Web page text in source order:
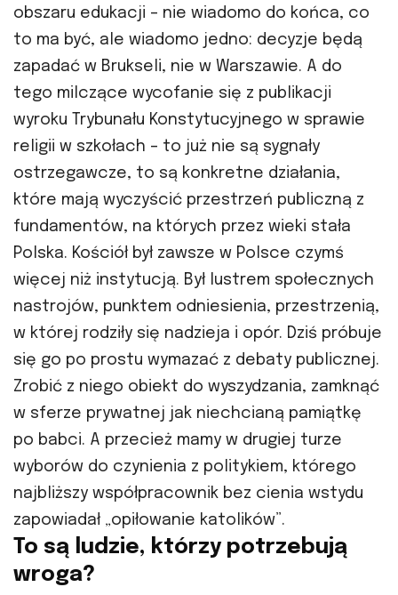
obszaru edukacji – nie wiadomo do końca, co
to ma być, ale wiadomo jedno: decyzje będą
zapadać w Brukseli, nie w Warszawie. A do
tego milczące wycofanie się z publikacji
wyroku Trybunału Konstytucyjnego w sprawie
religii w szkołach – to już nie są sygnały
ostrzegawcze, to są konkretne działania,
które mają wyczyścić przestrzeń publiczną z
fundamentów, na których przez wieki stała
Polska. Kościół był zawsze w Polsce czymś
więcej niż instytucją. Był lustrem społecznych
nastrojów, punktem odniesienia, przestrzenią,
w której rodziły się nadzieja i opór. Dziś próbuje
się go po prostu wymazać z debaty publicznej.
Zrobić z niego obiekt do wyszydzania, zamknąć
w sferze prywatnej jak niechcianą pamiątkę
po babci. A przecież mamy w drugiej turze
wyborów do czynienia z politykiem, którego
najbliższy współpracownik bez cienia wstydu
zapowiadał „opiłowanie katolików”.
To są ludzie, którzy potrzebują
wroga?